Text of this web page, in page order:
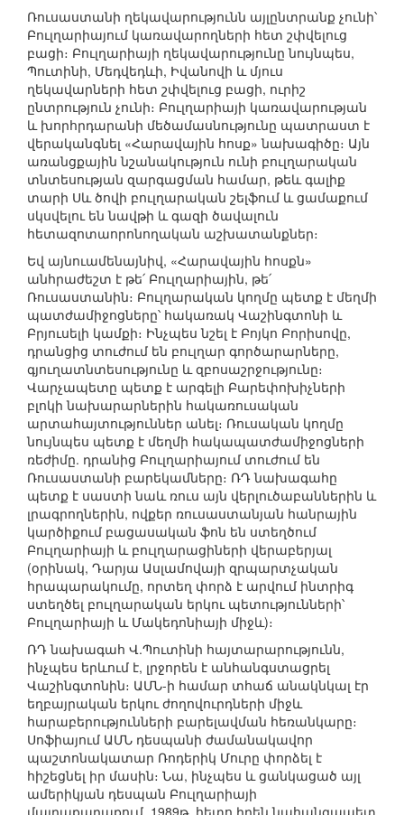
Ռուսաստանի ղեկավարությունն այլընտրանք չունի՝
Բուլղարիայում կառավարողների հետ շփվելուց
բացի։ Բուլղարիայի ղեկավարությունը նույնպես,
Պուտինի, Մեդվեդևի, Իվանովի և մյուս
ղեկավարների հետ շփվելուց բացի, ուրիշ
ընտրություն չունի։ Բուլղարիայի կառավարության
և խորհրդարանի մեծամասնությունը պատրաստ է
վերականգնել «Հարավային հոսք» նախագիծը։ Այն
առանցքային նշանակություն ունի բուլղարական
տնտեսության զարգացման համար, թեև գալիք
տարի Սև ծովի բուլղարական շելֆում և ցամաքում
սկսվելու են նավթի և գազի ծավալուն
հետազոտաորոնողական աշխատանքներ։
Եվ այնուամենայնիվ, «Հարավային հոսքն»
անհրաժեշտ է թե՛ Բուլղարիային, թե՛
Ռուսաստանին։ Բուլղարական կողմը պետք է մեղմի
պատժամիջոցները՝ հակառակ Վաշինգտոնի և
Բրյուսելի կամքի։ Ինչպես նշել է Բոյկո Բորիսովը,
դրանցից տուժում են բուլղար գործարարները,
գյուղատնտեսությունը և զբոսաշրջությունը։
Վարչապետը պետք է արգելի Բարեփոխիչների
բլոկի նախարարներին հակառուսական
արտահայտություններ անել։ Ռուսական կողմը
նույնպես պետք է մեղմի հակապատժամիջոցների
ռեժիմը. դրանից Բուլղարիայում տուժում են
Ռուսաստանի բարեկամները։ ՌԴ նախագահը
պետք է սաստի նաև ռուս այն վերլուծաբաններին և
լրագրողներին, ովքեր ռուսաստանյան հանրային
կարծիքում բացասական ֆոն են ստեղծում
Բուլղարիայի և բուլղարացիների վերաբերյալ
(օրինակ, Դարյա Ասլամովայի զրպարտչական
հրապարակումը, որտեղ փորձ է արվում ինտրիգ
ստեղծել բուլղարական երկու պետությունների՝
Բուլղարիայի և Մակեդոնիայի միջև)։
ՌԴ նախագահ Վ.Պուտինի հայտարարությունն,
ինչպես երևում է, լրջորեն է անհանգստացրել
Վաշինգտոնին։ ԱՄՆ-ի համար տհաճ անակնկալ էր
եղբայրական երկու ժողովուրդների միջև
հարաբերությունների բարելավման հեռանկարը։
Սոֆիայում ԱՄՆ դեսպանի ժամանակավոր
պաշտոնակատար Ռոդերիկ Մուրը փորձել է
հիշեցնել իր մասին։ Նա, ինչպես և ցանկացած այլ
ամերիկյան դեսպան Բուլղարիայի